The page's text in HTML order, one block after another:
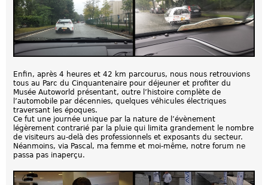
Enfin, après 4 heures et 42 km parcourus, nous nous retrouvions
tous au Parc du Cinquantenaire pour déjeuner et profiter du
Musée Autoworld présentant, outre l’histoire complète de
l’automobile par décennies, quelques véhicules électriques
traversant les époques.
Ce fut une journée unique par la nature de l’évènement
légèrement contrarié par la pluie qui limita grandement le nombre
de visiteurs au-delà des professionnels et exposants du secteur.
Néanmoins, via Pascal, ma femme et moi-même, notre forum ne
passa pas inaperçu.